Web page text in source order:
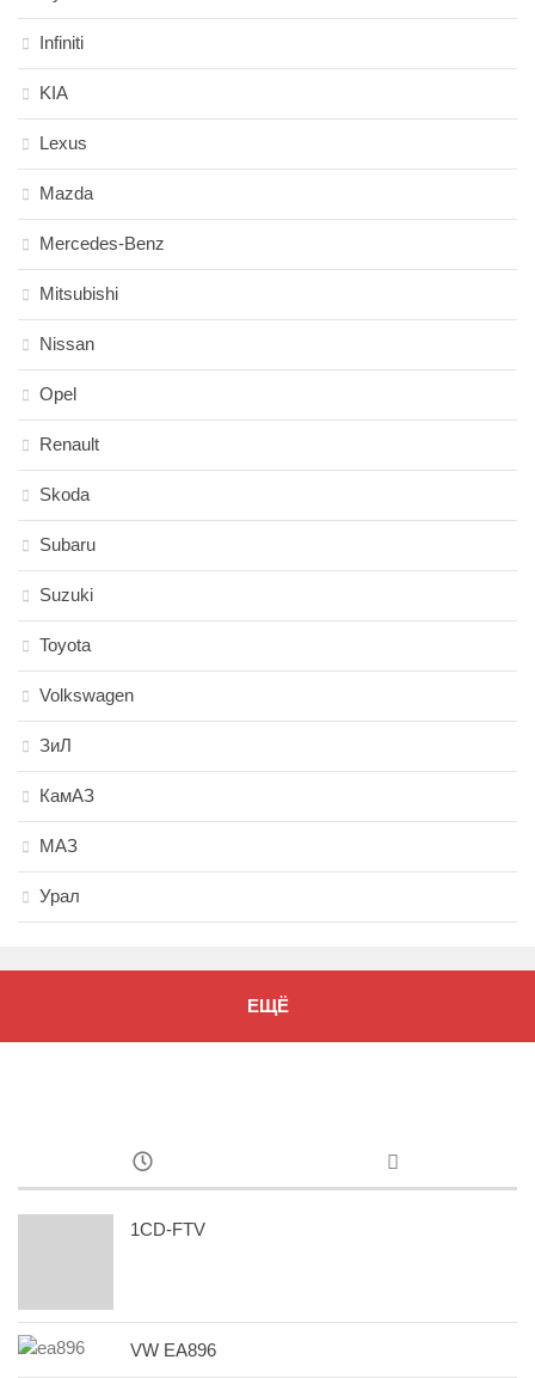
Infiniti
KIA
Lexus
Mazda
Mercedes-Benz
Mitsubishi
Nissan
Opel
Renault
Skoda
Subaru
Suzuki
Toyota
Volkswagen
ЗиЛ
КамАЗ
МАЗ
Урал
ЕЩЁ
1CD-FTV
VW EA896